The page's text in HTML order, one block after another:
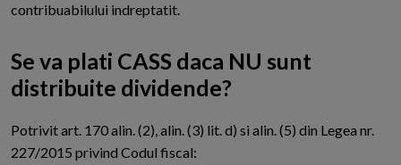
contribuabilului indreptatit.
Se va plati CASS daca NU sunt
distribuite dividende?
Potrivit art. 170 alin. (2), alin. (3) lit. d) si alin. (5) din Legea nr.
227/2015 privind Codul fiscal: